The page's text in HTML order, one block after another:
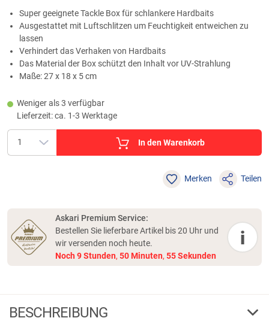
Super geeignete Tackle Box für schlankere Hardbaits
Ausgestattet mit Luftschlitzen um Feuchtigkeit entweichen zu
lassen
Verhindert das Verhaken von Hardbaits
Das Material der Box schützt den Inhalt vor UV-Strahlung
Maße: 27 x 18 x 5 cm
Weniger als 3 verfügbar
Lieferzeit: ca. 1-3 Werktage
In den Warenkorb
Merken Teilen
Askari Premium Service:
Bestellen Sie lieferbare Artikel bis 20 Uhr und
wir versenden noch heute.
Noch 9Stunden, 50 Minuten, 54Sekunden
i
BESCHREIBUNG